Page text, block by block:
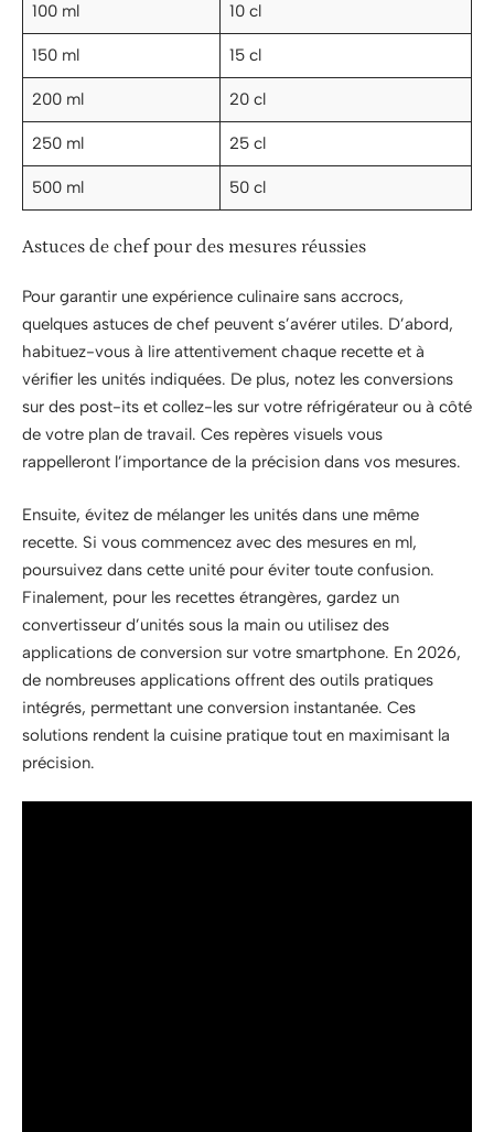
100 ml 10 cl
150 ml 15 cl
200 ml 20 cl
250 ml 25 cl
500 ml 50 cl
Astuces de chef pour des mesures réussies
Pour garantir une expérience culinaire sans accrocs,
quelques astuces de chef peuvent s’avérer utiles. D’abord,
habituez-vous à lire attentivement chaque recette et à
vérifier les unités indiquées. De plus, notez les conversions
sur des post-its et collez-les sur votre réfrigérateur ou à côté
de votre plan de travail. Ces repères visuels vous
rappelleront l’importance de la précision dans vos mesures.
Ensuite, évitez de mélanger les unités dans une même
recette. Si vous commencez avec des mesures en ml,
poursuivez dans cette unité pour éviter toute confusion.
Finalement, pour les recettes étrangères, gardez un
convertisseur d’unités sous la main ou utilisez des
applications de conversion sur votre smartphone. En 2026,
de nombreuses applications offrent des outils pratiques
intégrés, permettant une conversion instantanée. Ces
solutions rendent la cuisine pratique tout en maximisant la
précision.